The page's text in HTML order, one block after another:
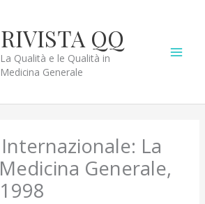
RIVISTA QQ
La Qualità e le Qualità in
Medicina Generale
La
Generale,